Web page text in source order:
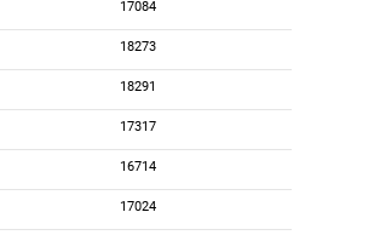
17084
18273
18291
17317
16714
17024